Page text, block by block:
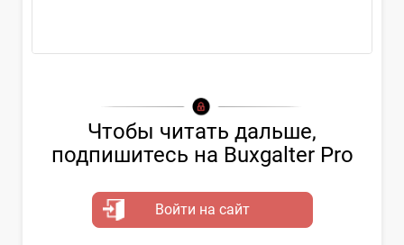
Чтобы читать дальше,
подпишитесь на Buxgalter Pro
Войти на сайт